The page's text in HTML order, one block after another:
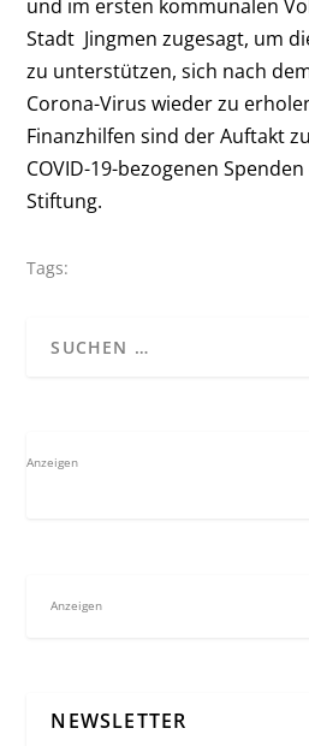
und im ersten kommunalen
Stadt Jingmen zugesagt, um
zu unterstützen, sich nach
Corona-Virus wieder zu
Finanzhilfen sind der Auftakt
COVID-19-bezogenen
Stiftung.
Tags:
Anzeigen
Anzeigen
NEWSLETTER